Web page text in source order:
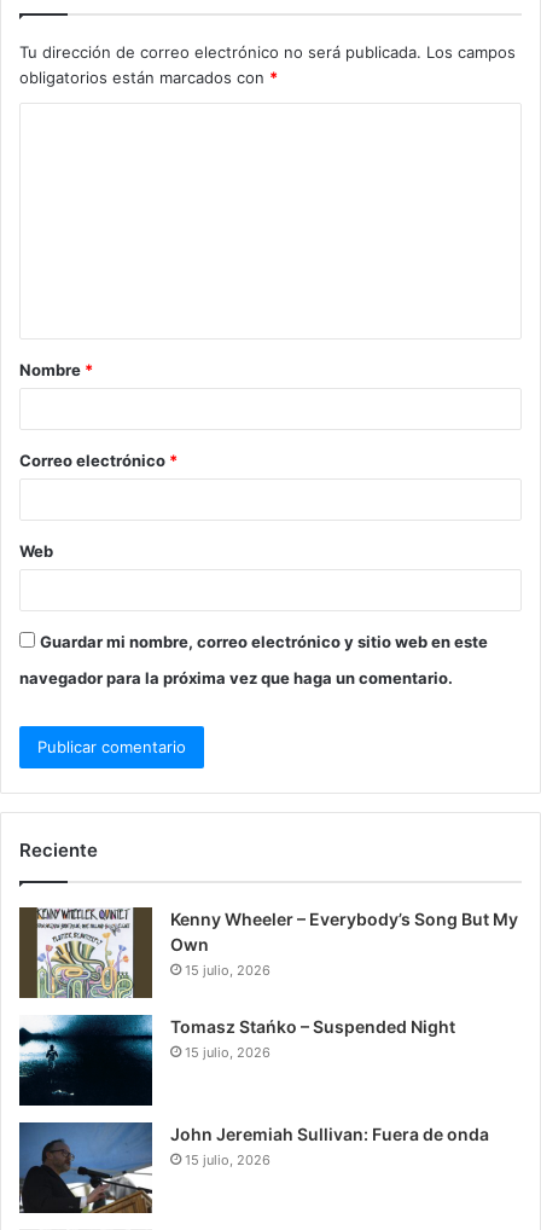
Tu dirección de correo electrónico no será publicada. Los campos
obligatorios están marcados con *
Nombre *
Correo electrónico *
Web
Guardar mi nombre, correo electrónico y sitio web en este
navegador para la próxima vez que haga un comentario.
Reciente
Kenny Wheeler – Everybody’s Song But My
Own
15 julio, 2026
Tomasz Stańko – Suspended Night
15 julio, 2026
John Jeremiah Sullivan: Fuera de onda
15 julio, 2026